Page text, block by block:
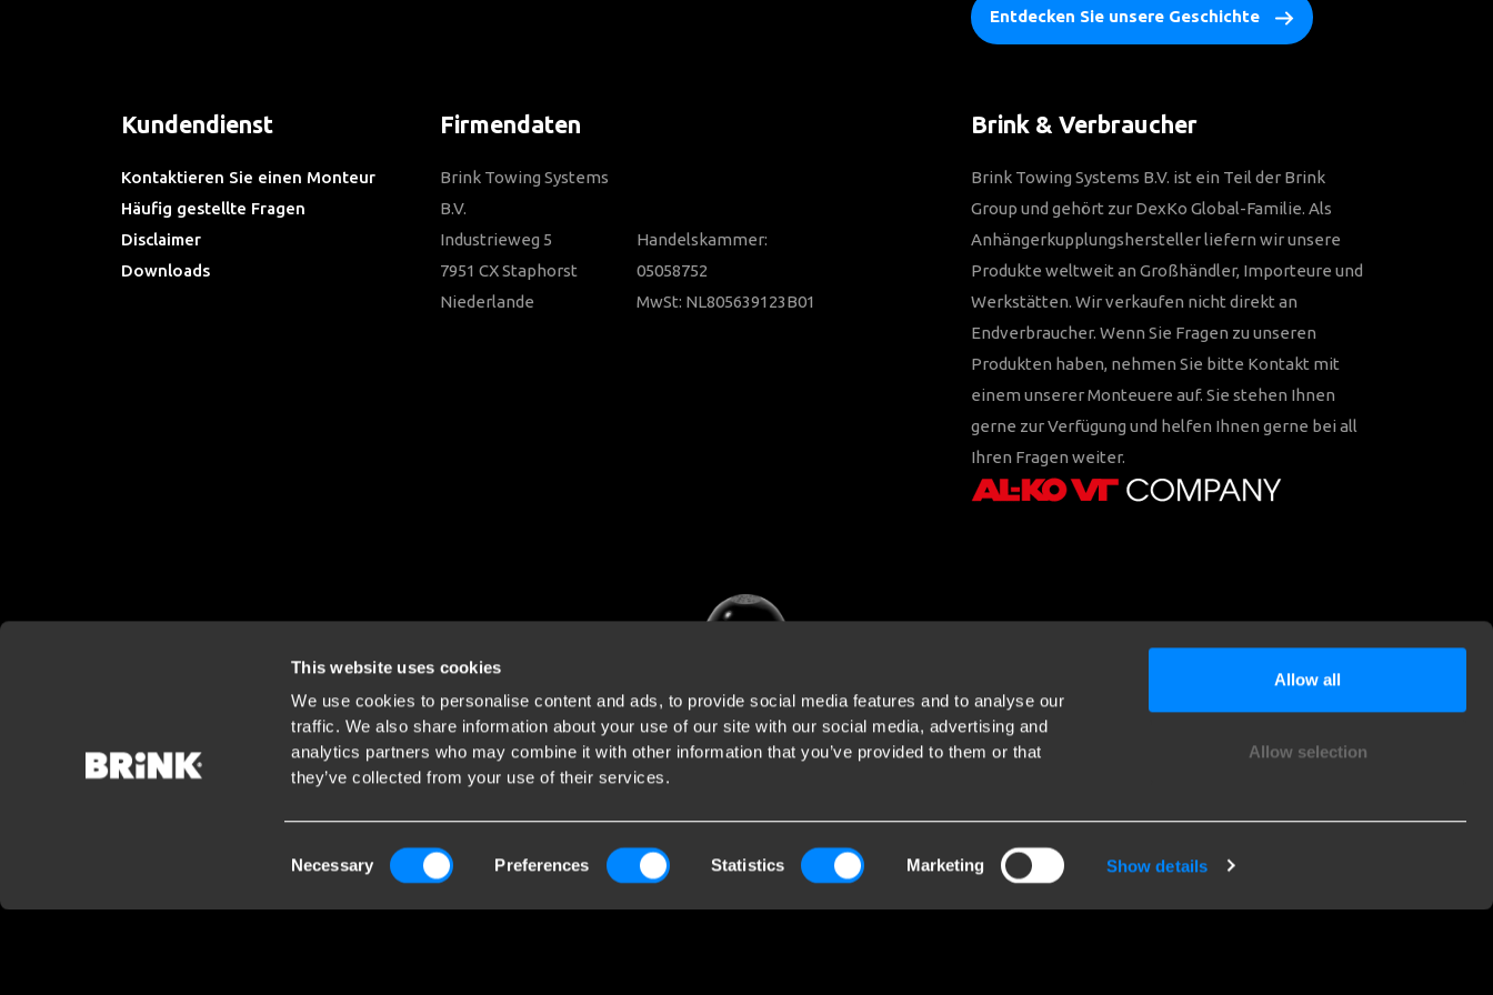
This website uses cookies
We use cookies to personalise content and ads, to provide social media features and to analyse our
traffic. We also share information about your use of our site with our social media, advertising and
analytics partners who may combine it with other information that you’ve provided to them or that
they’ve collected from your use of their services.
Selection
Necessary Preferences Statistics Marketing Show details
Allow all
Allow selection
Entdecken Sie unsere Geschichte
Kundendienst
Kontaktieren Sie einen Monteur
Häufig gestellte Fragen
Disclaimer
Downloads
Firmendaten
Brink Towing Systems
B.V.
Industrieweg 5
7951 CX Staphorst
Niederlande
Handelskammer:
05058752
MwSt: NL805639123B01
Brink & Verbraucher
Brink Towing Systems B.V. ist ein Teil der Brink
Group und gehört zur DexKo Global-Familie. Als
Anhängerkupplungshersteller liefern wir unsere
Produkte weltweit an Großhändler, Importeure und
Werkstätten. Wir verkaufen nicht direkt an
Endverbraucher. Wenn Sie Fragen zu unseren
Produkten haben, nehmen Sie bitte Kontakt mit
einem unserer Monteuere auf. Sie stehen Ihnen
gerne zur Verfügung und helfen Ihnen gerne bei all
Ihren Fragen weiter.